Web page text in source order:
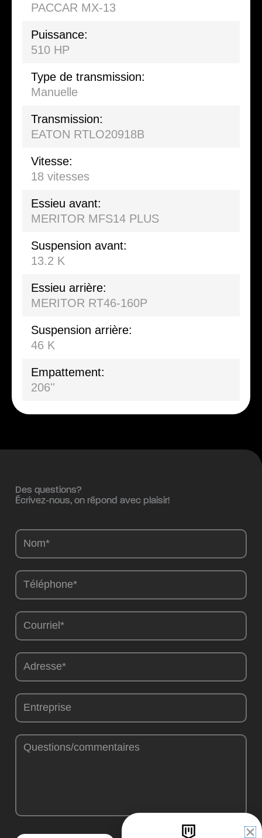
PACCAR MX-13
Puissance:
510 HP
Type de transmission:
Manuelle
Transmission:
EATON RTLO20918B
Vitesse:
18 vitesses
Essieu avant:
MERITOR MFS14 PLUS
Suspension avant:
13.2 K
Essieu arrière:
MERITOR RT46-160P
Suspension arrière:
46 K
Empattement:
206''
Des questions?
Écrivez-nous, on répond avec plaisir!
Camions
FR